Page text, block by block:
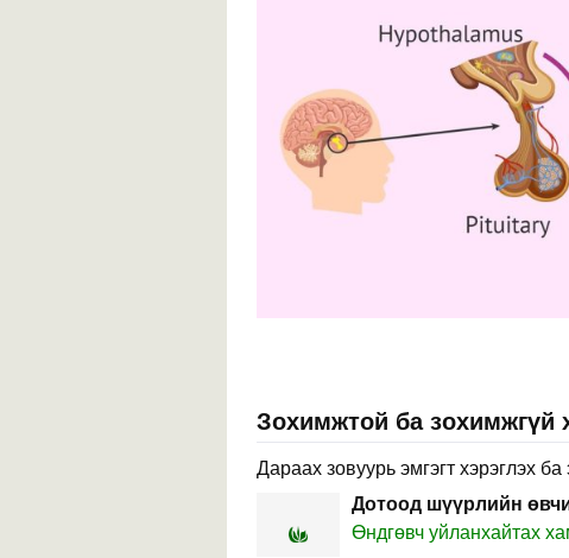
Зохимжтой ба зохимжгүй
Дараах зовуурь эмгэгт хэрэглэх
Дотоод шүүрлийн
Өндгөвч уйланхайтах